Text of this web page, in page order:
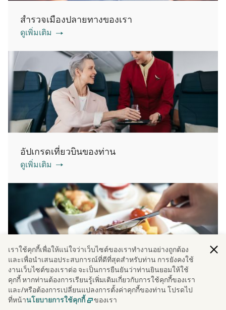
สำรวจเมืองปลายทางของเรา
ดูเพิ่มเติม
อัปเกรดเที่ยวบินของท่าน
ดูเพิ่มเติม
อาหารบนเครื่องบิน
ดูเพิ่มเติม
เราใช้คุกกี้เพื่อให้แน่ใจว่าเว็บไซต์ของเราทํางานอย่างถูกต้อง
และเพื่อนําเสนอประสบการณ์ที่ดีที่สุดสําหรับท่าน การยังคงใช้
งานเว็บไซต์ของเราต่อ จะเป็นการยืนยันว่าท่านยินยอมให้ใช้
คุกกี้ หากท่านต้องการเรียนรู้เพิ่มเติมเกี่ยวกับการใช้คุกกี้ของเรา
และ/หรือต้องการเปลี่ยนแปลงการตั้งค่าคุกกี้ของท่าน โปรดไป
ที่หน้านโยบายการใช้คุกกี้ ของเรา